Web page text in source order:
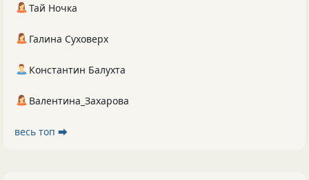
Тай Ночка
Галина Суховерх
Константин Балухта
Валентина_Захарова
весь топ ⮕